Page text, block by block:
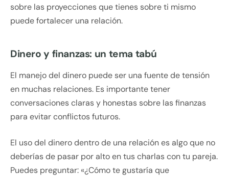
sobre las proyecciones que tienes sobre ti mismo
puede fortalecer una relación.
Dinero y finanzas: un tema tabú
El manejo del dinero puede ser una fuente de tensión
en muchas relaciones. Es importante tener
conversaciones claras y honestas sobre las finanzas
para evitar conflictos futuros.
El uso del dinero dentro de una relación es algo que no
deberías de pasar por alto en tus charlas con tu pareja.
Puedes preguntar: «¿Cómo te gustaría que